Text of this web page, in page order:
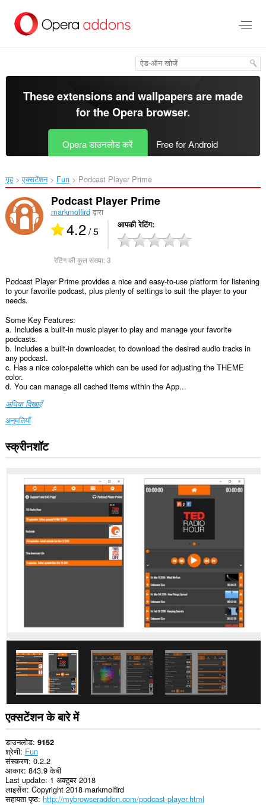
सामग्री
These extensions and wallpapers are made
for theOpera browser.
Opera डाउनलोड करें Free for Android
गृह एक्सटेंशन Fun Podcast Player Prime‎
Podcast Player Prime
markmolfirdद्वारा
4.2/ 5 आपकी रेटिंग
रेटिंग की कुल संख्या:3
Podcast Player Prime provides a nice and easy-to-use platform for listening
to your favorite podcast, plus plenty of settings to suit the player to your
needs.
Some Key Features:
a. Includes a built-in music player to play and manage your favorite
podcasts.
b. Includes a built-in downloader, to download the desired audio tracks in
any podcast.
c. Has a nice color-palette which can be used for adjusting the THEME
color.
d. You can manage all cached items within the App...
अधिक दिखाएँ
अनुमतियाँ
यह
एक्सटेंशन
notifications
them
you
system
tray.
This
extension
can
store
an
unlimited
amount
of
स्क्रीनशॉट
एक्सटेंशन के बारे में
डाउनलोड 9152
श्रेणी Fun
संस्करण 0.2.2
आकार 843.9 केबी
Last update 1 अक्टूबर 2018
लाइसेंस Copyright 2018 markmolfird
सहायता पृष्ठ http://mybrowseraddon.com/podcast-player.html